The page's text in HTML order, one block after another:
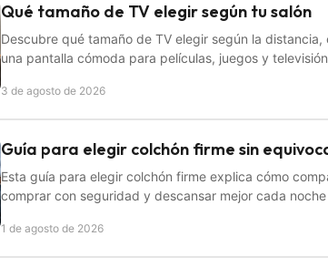
Qué tamaño de TV elegir según tu salón
Descubre qué tamaño de TV elegir según la
una pantalla cómoda para películas, juegos y
3 de agosto de 2026
Guía para elegir colchón firme sin
Esta guía para elegir colchón firme explica cómo
comprar con seguridad y descansar mejor cada noche
1 de agosto de 2026